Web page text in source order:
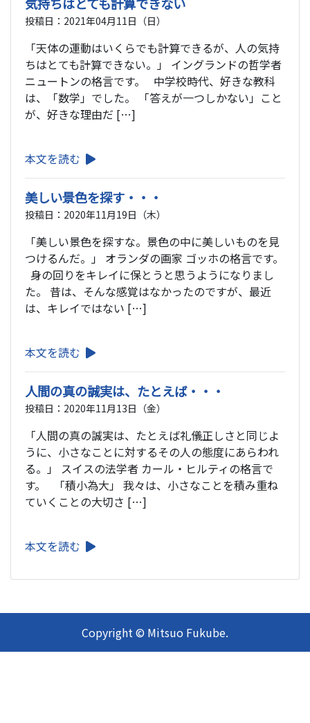
投稿日：2021年04月11日（日）
「天体の運動はいくらでも計算できるが、人の気持
ちはとても計算できない。」 イングランドの哲学者
ニュートンの格言です。 中学校時代、好きな教科
は、「数学」でした。 「答えが一つしかない」こと
が、好きな理由だ […]
本文を読む
美しい景色を探す・・・
投稿日：2020年11月19日（木）
「美しい景色を探すな。景色の中に美しいものを見
つけるんだ。」 オランダの画家 ゴッホの格言です。
身の回りをキレイに保とうと思うようになりまし
た。 昔は、そんな感覚はなかったのですが、最近
は、キレイではない […]
本文を読む
人間の真の誠実は、たとえば・・・
投稿日：2020年11月13日（金）
「人間の真の誠実は、たとえば礼儀正しさと同じよ
うに、小さなことに対するその人の態度にあらわれ
る。」 スイスの法学者 カール・ヒルティの格言で
す。 「積小為大」 我々は、小さなことを積み重ね
ていくことの大切さ […]
本文を読む
Copyright © Mitsuo Fukube.